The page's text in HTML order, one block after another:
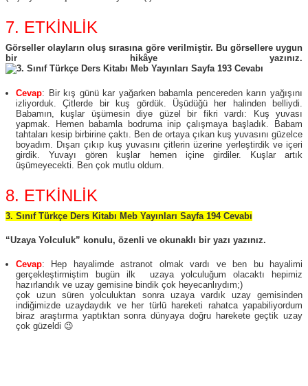
7. ETKİNLİK
Görseller olayların oluş sırasına göre verilmiştir. Bu görsellere uygun
bir hikâye yazınız.
Cevap: Bir kış günü kar yağarken babamla pencereden karın yağışını
izliyorduk. Çitlerde bir kuş gördük. Üşüdüğü her halinden belliydi.
Babamın, kuşlar üşümesin diye güzel bir fikri vardı: Kuş yuvası
yapmak. Hemen babamla bodruma inip çalışmaya başladık. Babam
tahtaları kesip birbirine çaktı. Ben de ortaya çıkan kuş yuvasını güzelce
boyadım. Dışarı çıkıp kuş yuvasını çitlerin üzerine yerleştirdik ve içeri
girdik. Yuvayı gören kuşlar hemen içine girdiler. Kuşlar artık
üşümeyecekti. Ben çok mutlu oldum.
8. ETKİNLİK
3. Sınıf Türkçe Ders Kitabı Meb Yayınları Sayfa 194 Cevabı
“Uzaya Yolculuk” konulu, özenli ve okunaklı bir yazı yazınız.
Cevap: Hep hayalimde astranot olmak vardı ve ben bu hayalimi
gerçekleştirmiştim bugün ilk uzaya yolculuğum olacaktı hepimiz
hazırlandık ve uzay gemisine bindik çok heyecanlıydım;)
çok uzun süren yolculuktan sonra uzaya vardık uzay gemisinden
indiğimizde uzaydaydık ve her türlü hareketi rahatca yapabiliyordum
biraz araştırma yaptıktan sonra dünyaya doğru harekete geçtik uzay
çok güzeldi 😉